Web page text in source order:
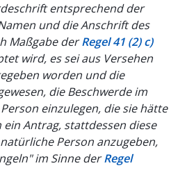
entsprechend der
und die Anschrift des
Maßgabe derRegel 41 (2) c)
wird, es sei aus Versehen
worden und die
die Beschwerde im
einzulegen, die sie hätte
Antrag, stattdessen diese
Person anzugeben,
im Sinne derRegel